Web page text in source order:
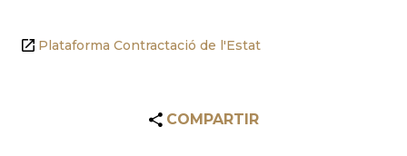
Plataforma Contractació de l'Estat
COMPARTIR